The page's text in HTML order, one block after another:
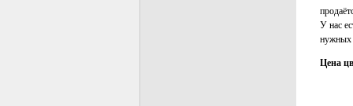
У нас
нужных
Цена